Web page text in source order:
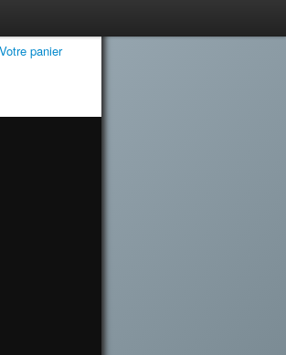
Votre panier